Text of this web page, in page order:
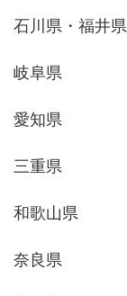
石川県・福井県
岐阜県
愛知県
三重県
和歌山県
奈良県